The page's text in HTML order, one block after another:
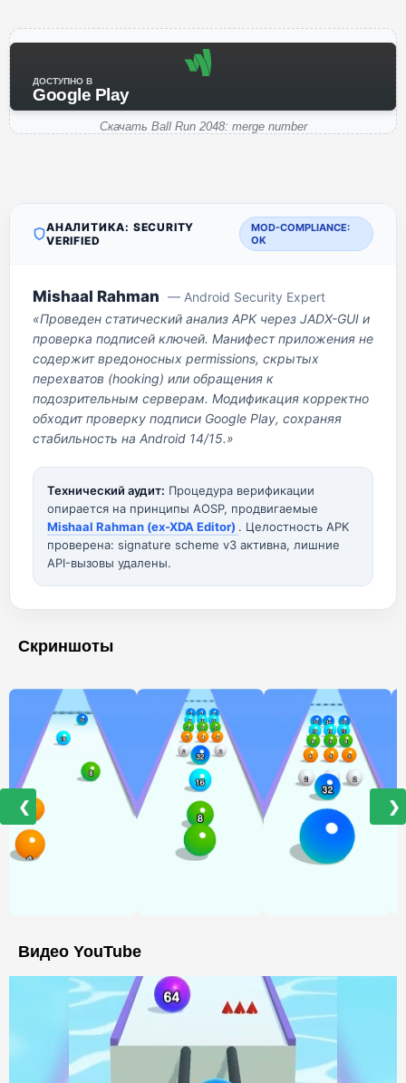
ДОСТУПНО В
Google Play
Скачать Ball Run 2048: merge number
АНАЛИТИКА: SECURITY
VERIFIED
MOD-COMPLIANCE:
OK
Mishaal Rahman — Android Security Expert
«Проведен статический анализ APK через JADX-GUI и
проверка подписей ключей. Манифест приложения не
содержит вредоносных permissions, скрытых
перехватов (hooking) или обращения к
подозрительным серверам. Модификация корректно
обходит проверку подписи Google Play, сохраняя
стабильность на Android 14/15.»
Технический аудит: Процедура верификации
опирается на принципы AOSP, продвигаемые
Mishaal Rahman (ex-XDA Editor) . Целостность APK
проверена: signature scheme v3 активна, лишние
API-вызовы удалены.
Скриншоты
❮ ❯
Видео YouTube